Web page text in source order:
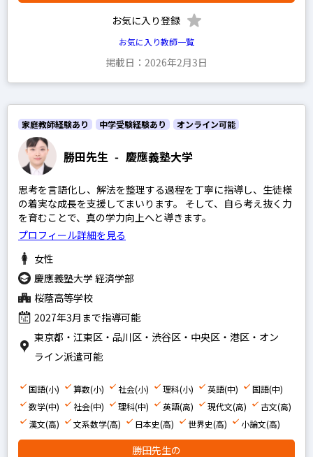
中学受験経験あり
高校受験経験あり
小学生の科目を指定
算数
国語
理科
社会
英語
中学生の科目を指定
英語
数学
国語
理科
高校生の科目を指定
英語
お気に入り登録
お気に入り教師一覧
掲載日：2026年2月3日
勝田先生 - 慶應義塾大学
家庭教師経験あり 中学受験経験あり オンライン可能
思考を言語化し、解法を整理する過程を丁寧に指導し、生徒様
の着実な成長を支援してまいります。 そして、自ら考え抜く力
を育むことで、真の学力向上へと導きます。
プロフィール詳細を見る
女性
慶應義塾大学 経済学部
桜蔭高等学校
2027年3月まで指導可能
東京都・江東区・品川区・渋谷区・中央区・港区・オン
ライン派遣可能
国語(小) 算数(小) 社会(小) 理科(小) 英語(中)
国語(中)
数学(中)
社会(中) 理科(中) 英語(高) 現代文(高)
古文(高)
漢文(高)
文系数学(高) 日本史(高) 世界史(高) 小論文(高)
勝田先生の